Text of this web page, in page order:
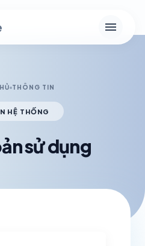
menu
THÔNG TIN
HỆ THỐNG
sử dụng